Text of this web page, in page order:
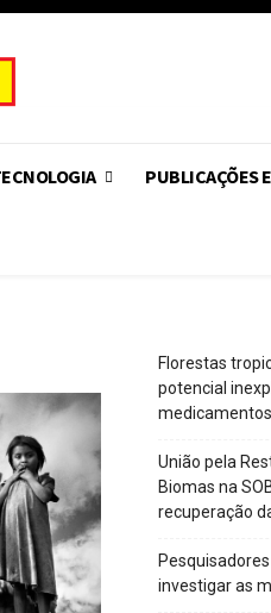
PUBLICAÇÕES
Florestas
potencial
União pela
Biomas na
recuperação
investigar as